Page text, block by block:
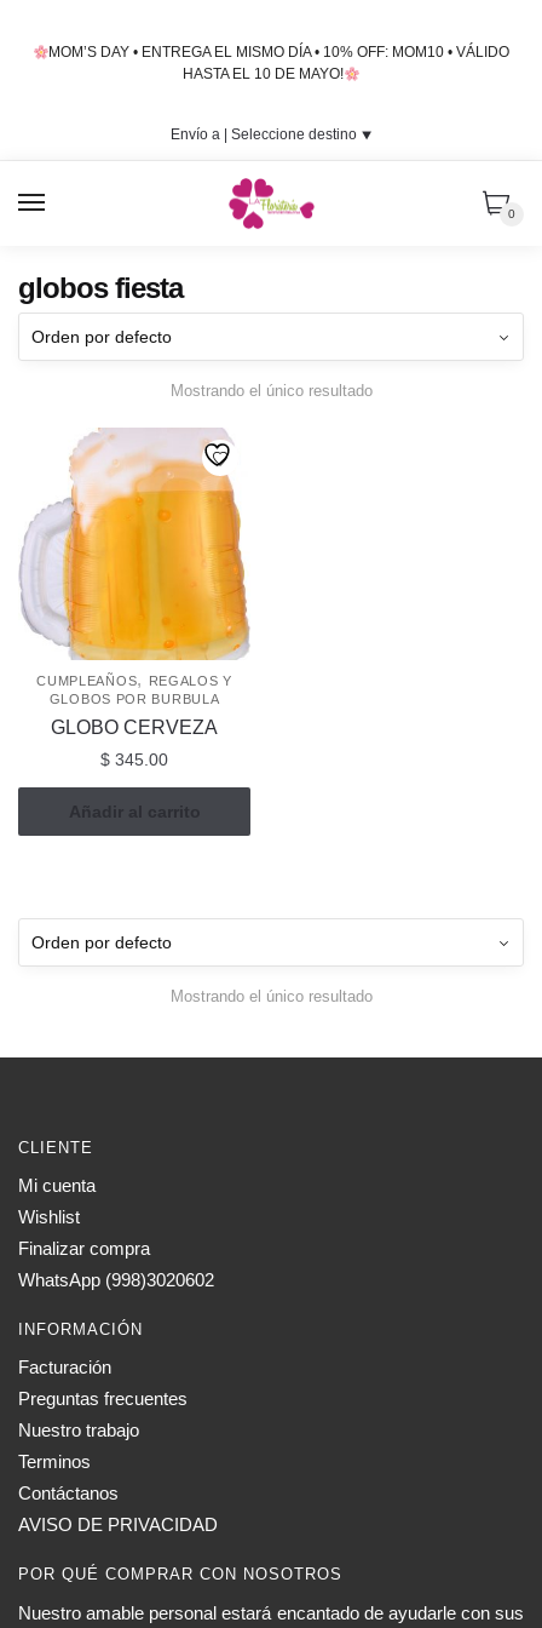
MOM’S DAY • ENTREGA EL MISMO DÍA • 10% OFF: MOM10 • VÁLIDO
HASTA EL 10 DE MAYO!
Envío a | Seleccione destino⯆
0
globos fiesta
Mostrando el único resultado
CUMPLEAÑOS,
REGALOS Y
GLOBOS POR BURBULA
GLOBO CERVEZA
$ 345.00
Añadir al carrito
Mostrando el único resultado
CLIENTE
Mi cuenta
Wishlist
Finalizar compra
WhatsApp (998)3020602
INFORMACIÓN
Facturación
Preguntas frecuentes
Nuestro trabajo
Terminos
Contáctanos
AVISO DE PRIVACIDAD
POR QUÉ COMPRAR CON NOSOTROS
Nuestro amable personal estará encantado de ayudarle con sus